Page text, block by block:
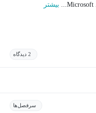
بیشتر
2 دیدگاه
سرفصل‌ها